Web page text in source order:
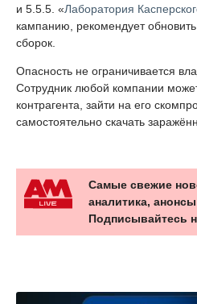
и 5.5.5. «Лаборатория
кампанию, рекомендует
сборок.
Опасность не ограничивается
Сотрудник любой компании
контрагента, зайти на его
самостоятельно скачать
Самые свежие
аналитика,
Подписывайтесь